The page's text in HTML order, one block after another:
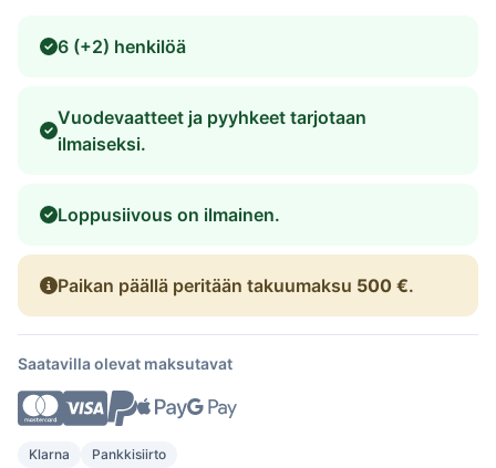
6 (+2) henkilöä
Vuodevaatteet ja pyyhkeet tarjotaan
ilmaiseksi.
Loppusiivous on ilmainen.
Paikan päällä peritään takuumaksu 500 €.
Saatavilla olevat maksutavat
Klarna Pankkisiirto